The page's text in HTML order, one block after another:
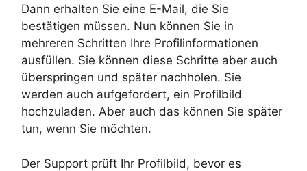
Dann erhalten Sie eine E-Mail, die Sie
bestätigen müssen. Nun können Sie in
mehreren Schritten Ihre Profilinformationen
ausfüllen. Sie können diese Schritte aber auch
überspringen und später nachholen. Sie
werden auch aufgefordert, ein Profilbild
hochzuladen. Aber auch das können Sie später
tun, wenn Sie möchten.
Der Support prüft Ihr Profilbild, bevor es